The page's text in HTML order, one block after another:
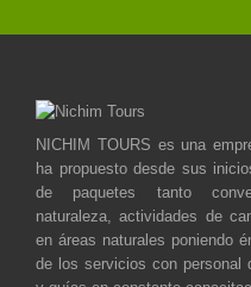
NICHIM TOURS es una
ha propuesto desde sus
de paquetes tanto
naturaleza, actividades de
en áreas naturales poniendo
de los servicios con personal